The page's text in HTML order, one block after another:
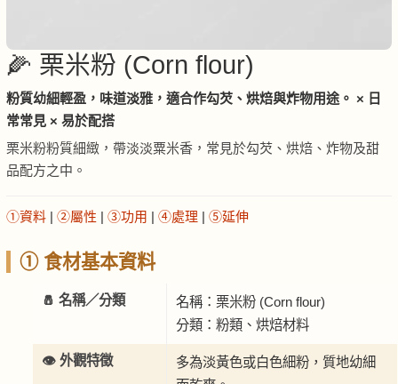
🌽 栗米粉 (Corn flour)
粉質幼細輕盈，味道淡雅，適合作勾芡、烘焙與炸物用途。 × 日
常常見 × 易於配搭
栗米粉粉質細緻，帶淡淡粟米香，常見於勾芡、烘焙、炸物及甜
品配方之中。
①資料 | ②屬性 | ③功用 | ④處理 | ⑤延伸
① 食材基本資料
🧂 名稱／分類
名稱：栗米粉 (Corn flour)
分類：粉類、烘焙材料
👁️ 外觀特徵
多為淡黃色或白色細粉，質地幼細